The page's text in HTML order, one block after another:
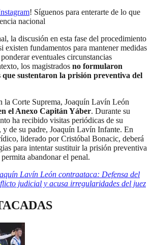
! Síguenos para enterarte de lo que
nacional
la discusión en esta fase del procedimiento
existen fundamentos para mantener medidas
eventuales circunstancias
los magistrados no formularon
que sustentaron la prisión preventiva del
la Corte Suprema, Joaquín Lavín León
el Anexo Capitán Yáber. Durante su
ha recibido visitas periódicas de su
y de su padre, Joaquín Lavín Infante. En
liderado por Cristóbal Bonacic, deberá
para intentar sustituir la prisión preventiva
abandonar el penal.
Lavín León contraataca: Defensa del
judicial y acusa irregularidades del juez